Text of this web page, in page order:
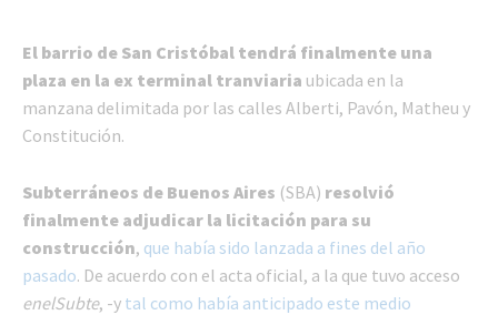
El barrio de San Cristóbal tendrá finalmente una
plaza en la ex terminal tranviaria ubicada en la
manzana delimitada por las calles Alberti, Pavón, Matheu y
Constitución.
Subterráneos de Buenos Aires (SBA) resolvió
finalmente adjudicar la licitación para su
construcción, que había sido lanzada a fines del año
pasado. De acuerdo con el acta oficial, a la que tuvo acceso
enelSubte, -y tal como había anticipado este medio